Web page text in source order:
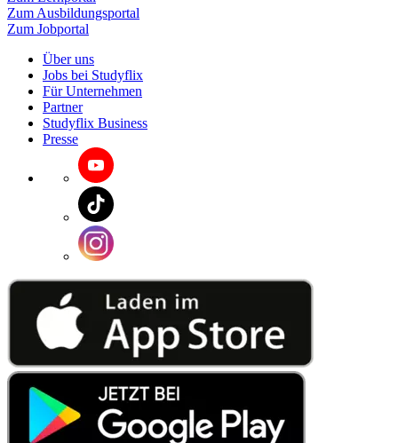
Zum Ausbildungsportal
Zum Jobportal
Über uns
Jobs bei Studyflix
Für Unternehmen
Partner
Studyflix Business
Presse